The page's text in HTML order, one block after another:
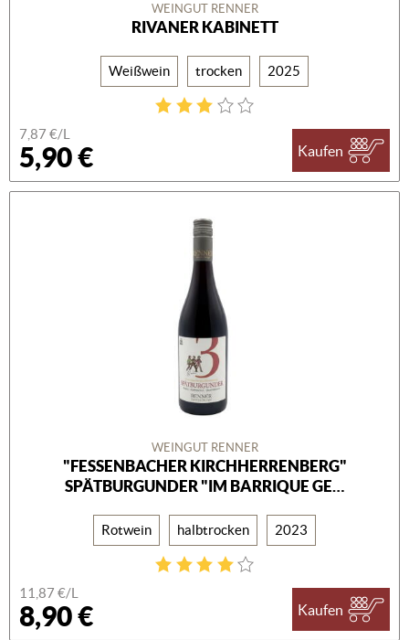
WEINGUT RENNER
RIVANER KABINETT
Weißwein trocken 2025
7,87 €/L
5,90 € Kaufen
WEINGUT RENNER
"FESSENBACHER KIRCHHERRENBERG"
SPÄTBURGUNDER "IM BARRIQUE GE…
Rotwein halbtrocken 2023
11,87 €/L
8,90 € Kaufen